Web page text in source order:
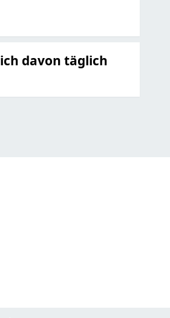
davon täglich